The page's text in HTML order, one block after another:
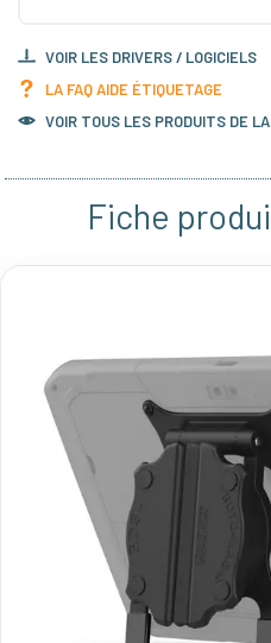
VOIR LES DRIVERS / LOGICIELS
LA FAQ AIDE ÉTIQUETAGE
VOIR TOUS LES PRODUITS DE
Fiche